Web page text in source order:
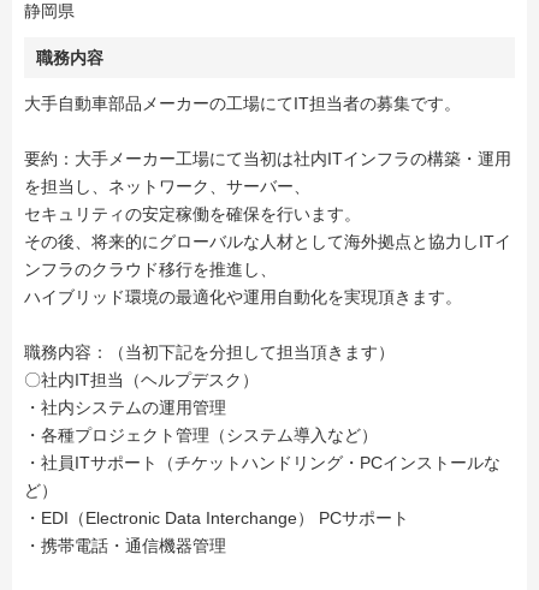
静岡県
職務内容
大手自動車部品メーカーの工場にてIT担当者の募集です。
要約：大手メーカー工場にて当初は社内ITインフラの構築・運用
を担当し、ネットワーク、サーバー、
セキュリティの安定稼働を確保を行います。
その後、将来的にグローバルな人材として海外拠点と協力しITイ
ンフラのクラウド移行を推進し、
ハイブリッド環境の最適化や運用自動化を実現頂きます。
職務内容：（当初下記を分担して担当頂きます）
〇社内IT担当（ヘルプデスク）
・社内システムの運用管理
・各種プロジェクト管理（システム導入など）
・社員ITサポート（チケットハンドリング・PCインストールな
ど）
・EDI（Electronic Data Interchange） PCサポート
・携帯電話・通信機器管理